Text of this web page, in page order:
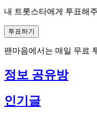
내 트롯스타에게 투표해
투표하기
팬마음에서는 매일 무료
정보 공유방
인기글